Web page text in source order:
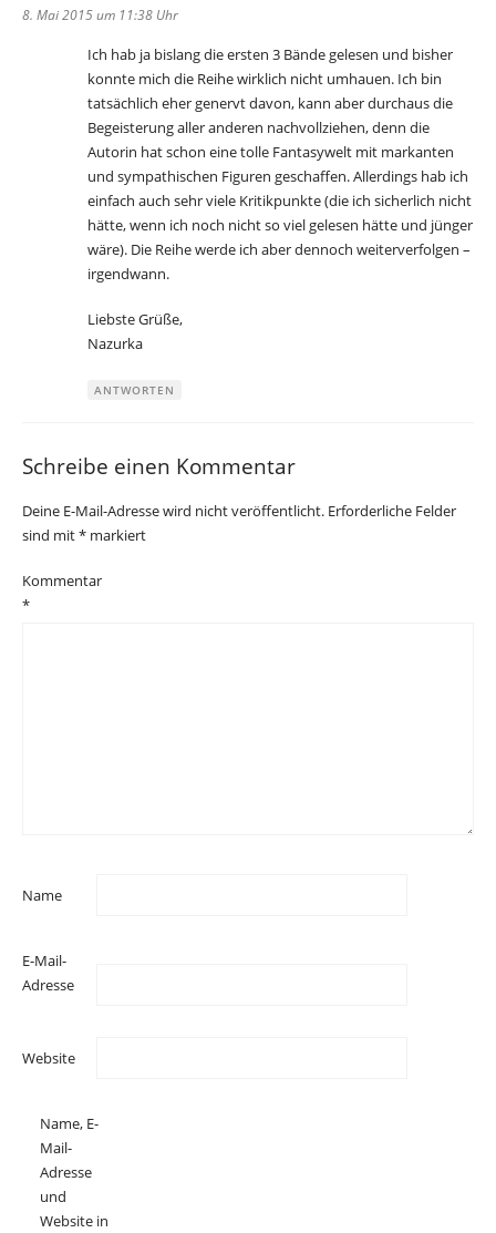
8. Mai 2015 um 11:38 Uhr
Ich hab ja bislang die ersten 3 Bände gelesen und bisher
konnte mich die Reihe wirklich nicht umhauen. Ich bin
tatsächlich eher genervt davon, kann aber durchaus die
Begeisterung aller anderen nachvollziehen, denn die
Autorin hat schon eine tolle Fantasywelt mit markanten
und sympathischen Figuren geschaffen. Allerdings hab ich
einfach auch sehr viele Kritikpunkte (die ich sicherlich nicht
hätte, wenn ich noch nicht so viel gelesen hätte und jünger
wäre). Die Reihe werde ich aber dennoch weiterverfolgen –
irgendwann.
Liebste Grüße,
Nazurka
ANTWORTEN
Schreibe einen Kommentar
Deine E-Mail-Adresse wird nicht veröffentlicht. Erforderliche Felder
sind mit* markiert
Kommentar
*
Name
E-Mail-
Adresse
Website
Name, E-
Mail-
Adresse
und
Website in